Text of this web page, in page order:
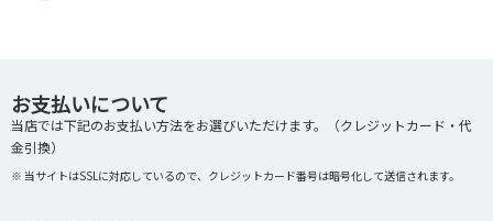
お支払いについて
当店では下記のお支払い方法をお選びいただけます。（クレジットカード・代
金引換）
※ 当サイトはSSLに対応しているので、クレジットカード番号は暗号化して送信されます。